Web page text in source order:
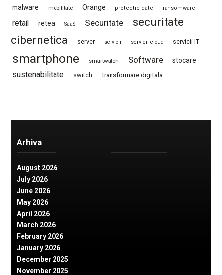
malware mobilitate Orange protectie date ransomware
retail retea SaaS Securitate
securitate
cibernetica
server servicii servicii cloud servicii IT
smartphone smartwatch Software stocare
sustenabilitate switch transformare digitala
Arhiva
August 2026
July 2026
June 2026
May 2026
April 2026
March 2026
February 2026
January 2026
December 2025
November 2025